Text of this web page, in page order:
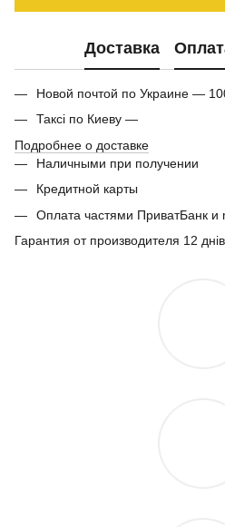
Доставка
Новой почтой по Украине —
Таксі по Киеву —
Подробнее о доставке
Наличными при получении
Кредитной карты
Оплата частями ПриватБанк и
Гарантия от производителя 12 днів